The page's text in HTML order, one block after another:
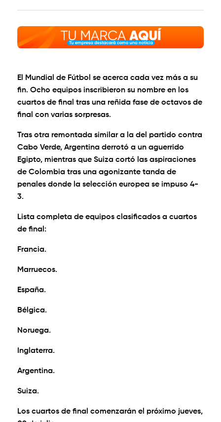
El Mundial de Fútbol se acerca cada vez más a su
fin. Ocho equipos inscribieron su nombre en los
cuartos de final tras una reñida fase de octavos de
final con varias sorpresas.
Tras otra remontada similar a la del partido contra
Cabo Verde, Argentina derrotó a un aguerrido
Egipto, mientras que Suiza cortó las aspiraciones
de Colombia tras una agonizante tanda de
penales donde la selección europea se impuso 4-
3.
Lista completa de equipos clasificados a cuartos
de final:
Francia.
Marruecos.
España.
Bélgica.
Noruega.
Inglaterra.
Argentina.
Suiza.
Los cuartos de final comenzarán el próximo jueves,